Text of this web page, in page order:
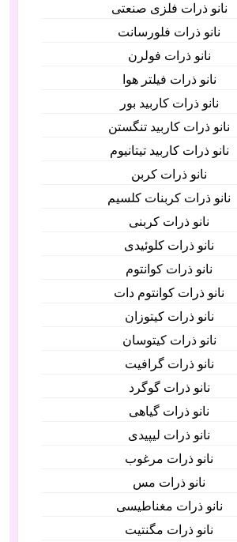
نانو ذرات فلزی صنعتی
نانو ذرات فلورسانت
نانو ذرات فولرن
نانو ذرات فیلتر هوا
نانو ذرات کاربید بور
نانو ذرات کاربید تنگستن
نانو ذرات کاربید تیتانیوم
نانو ذرات کربن
نانو ذرات کربنات کلسیم
نانو ذرات کربنی
نانو ذرات کلوئیدی
نانو ذرات کوانتوم
نانو ذرات کوانتوم دات
نانو ذرات کیتوزان
نانو ذرات کیتوسان
نانو ذرات گرافیت
نانو ذرات گوگرد
نانو ذرات گیاهی
نانو ذرات لیپیدی
نانو ذرات مرغوب
نانو ذرات مس
نانو ذرات مغناطیسی
نانو ذرات مگنتیت